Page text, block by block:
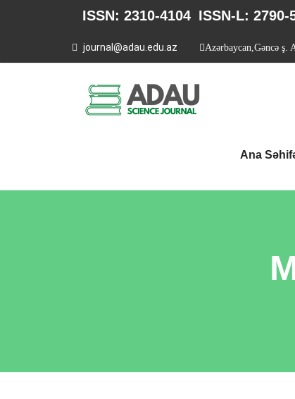
ISSN: 2310-4104 ISSN-L: 2790-
journal@adau.edu.az Azərbaycan,Gəncə ş.
Ana